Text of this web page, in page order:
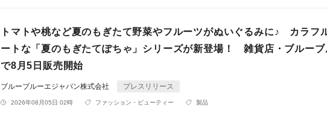
トマトや桃など夏のもぎたて野菜やフルーツがぬいぐるみに♪ カラフ
ートな「夏のもぎたてぽちゃ」シリーズが新登場！ 雑貨店・ブルーブ
で8月5日販売開始
ブルーブルーエジャパン株式会社 プレスリリース
2026年08月05日 02時 ファッション・ビューティー 製品